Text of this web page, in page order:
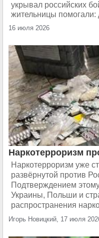
укрывал российских
жительницы помогали:
16 июля 2026
Наркотерроризм
Наркотерроризм уже
развёрнутой против
Подтверждением
Украины, Польши и
распространения
Игорь Новицкий, 17 июля